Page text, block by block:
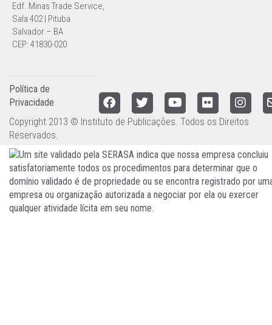
Edf. Minas Trade Service,
Sala 402 | Pituba
Salvador – BA
CEP: 41830-020
Política de
Privacidade
Copyright 2013 © Instituto de Publicações. Todos os Direitos
Reservados.